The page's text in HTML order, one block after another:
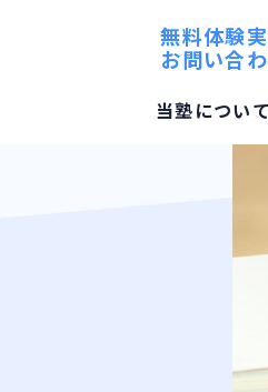
当塾について
無料体験実
お問い合